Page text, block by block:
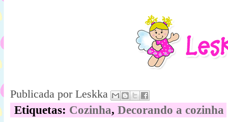
Publicada por Leskka
Etiquetas: Cozinha, Decorando a cozinha